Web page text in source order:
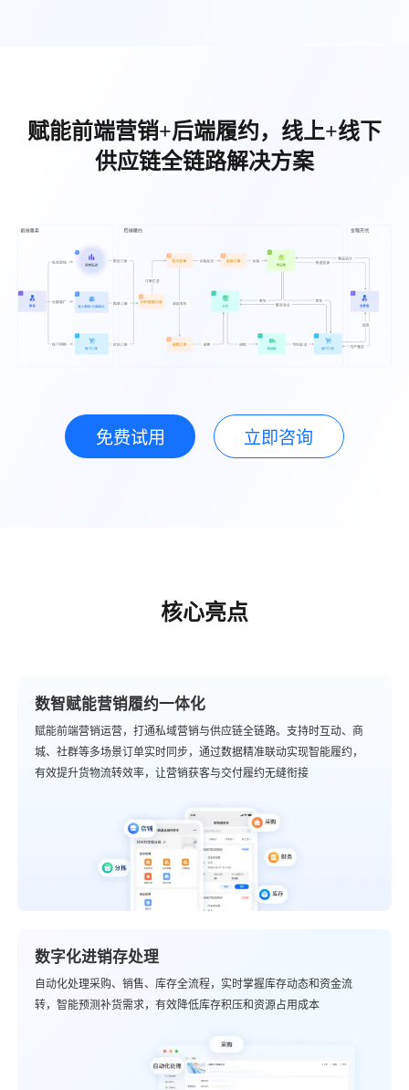
赋能前端营销+后端履约，线上+线下
供应链全链路解决方案
免费试用 立即咨询
核心亮点
数智赋能营销履约一体化
赋能前端营销运营，打通私域营销与供应链全链路。支持时互动、商
城、社群等多场景订单实时同步，通过数据精准联动实现智能履约，
有效提升货物流转效率，让营销获客与交付履约无缝衔接
数字化进销存处理
自动化处理采购、销售、库存全流程，实时掌握库存动态和资金流
转，智能预测补货需求，有效降低库存积压和资源占用成本